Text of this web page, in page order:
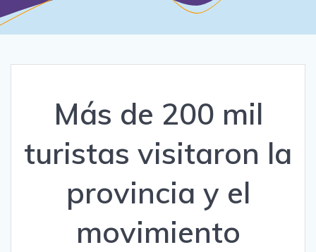
Más de 200 mil
turistas visitaron la
provincia y el
movimiento